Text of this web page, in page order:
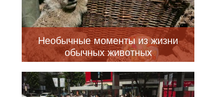
Необычные моменты из жизни
обычных животных